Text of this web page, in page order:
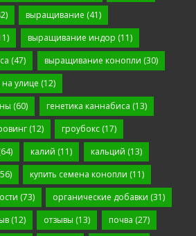
выращивание (41)
выращивание индор (11)
(47) выращивание конопли (30)
улице (12)
(60) генетика каннабиса (13)
(12) гроубокс (17)
калий (11) кальций (13)
купить семена конопли (11)
(73) органические добавки (31)
(12) отзывы (13) почва (27)